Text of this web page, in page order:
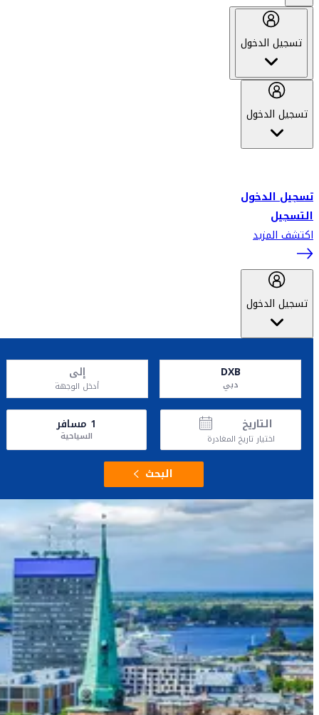
تسجيل الدخول
تسجيل الدخول
تسجيل الدخول
التسجيل
اكتشف المزيد
تسجيل الدخول
DXB
دبي
إلى
أدخل الوجهة
التاريخ
اختيار تاريخ المغادرة
1 مسافر
السياحية
البحث